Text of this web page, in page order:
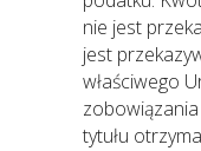
nie jest
jest
właściwego
tytułu